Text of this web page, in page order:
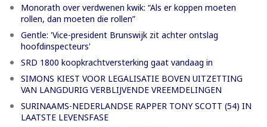
Monorath over verdwenen kwik: “Als er koppen moeten
rollen, dan moeten die rollen”
Gentle: 'Vice-president Brunswijk zit achter ontslag
hoofdinspecteurs'
SRD 1800 koopkrachtversterking gaat vandaag in
SIMONS KIEST VOOR LEGALISATIE BOVEN UITZETTING
VAN LANGDURIG VERBLIJVENDE VREEMDELINGEN
SURINAAMS-NEDERLANDSE RAPPER TONY SCOTT (54) IN
LAATSTE LEVENSFASE